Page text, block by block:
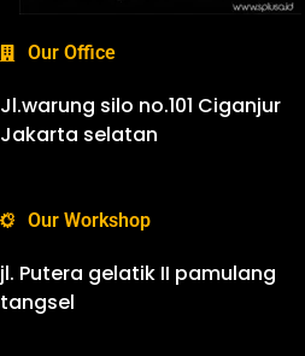
Our Office
Jl.warung silo no.101 Ciganjur
Jakarta selatan
Our Workshop
jl. Putera gelatik II pamulang
tangsel